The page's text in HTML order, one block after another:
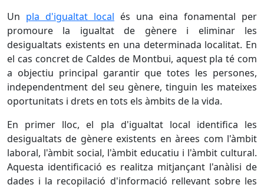
Un pla d'igualtat local és una eina fonamental per
promoure la igualtat de gènere i eliminar les
desigualtats existents en una determinada localitat. En
el cas concret de Caldes de Montbui, aquest pla té com
a objectiu principal garantir que totes les persones,
independentment del seu gènere, tinguin les mateixes
oportunitats i drets en tots els àmbits de la vida.
En primer lloc, el pla d'igualtat local identifica les
desigualtats de gènere existents en àrees com l'àmbit
laboral, l'àmbit social, l'àmbit educatiu i l'àmbit cultural.
Aquesta identificació es realitza mitjançant l'anàlisi de
dades i la recopilació d'informació rellevant sobre les